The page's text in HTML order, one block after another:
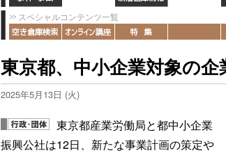
スペシャルコンテンツ一覧
東京都、中小企業対象の
2025年5月13日 (火)
東京都産業労働局と都中小企業
振興公社は12日、新たな事業計画の策定や